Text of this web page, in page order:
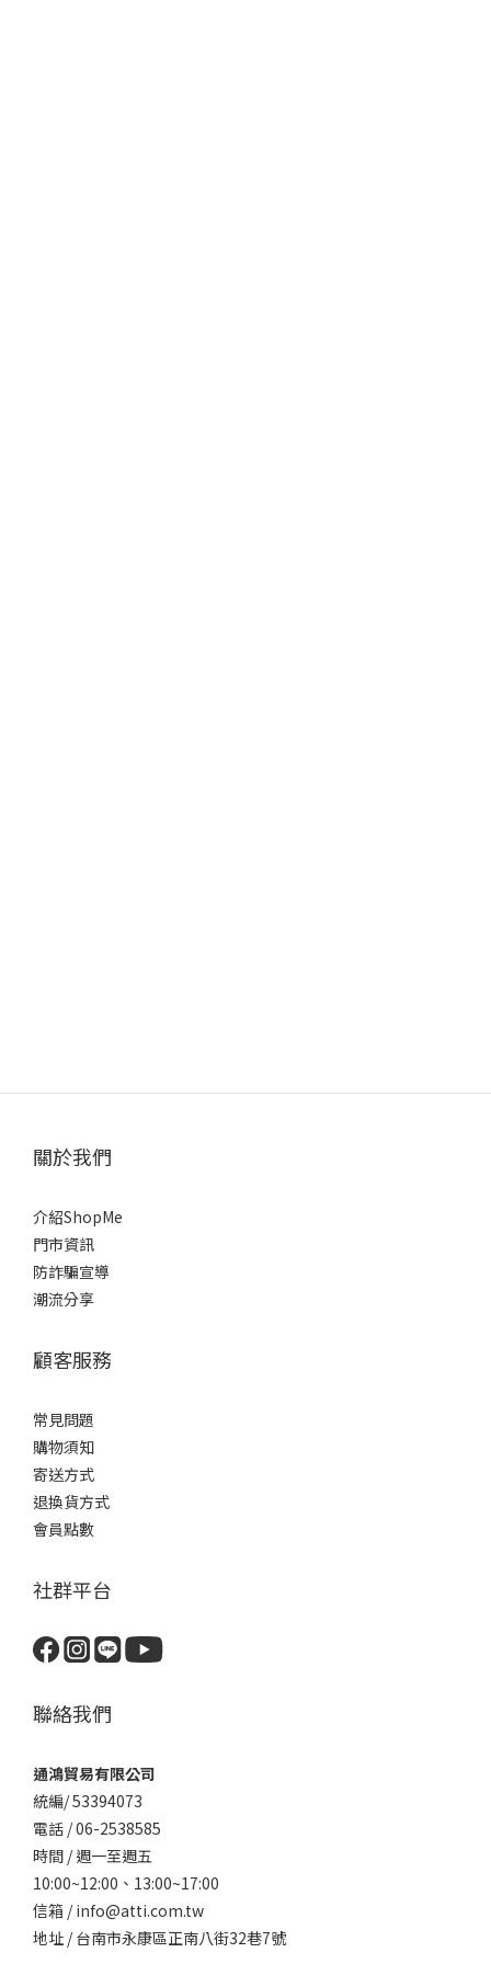
關於我們
介紹ShopMe
門市資訊
防詐騙宣導
潮流分享
顧客服務
常見問題
購物須知
寄送方式
退換貨方式
會員點數
社群平台
聯絡我們
通鴻貿易有限公司
統編/ 53394073
電話 / 06-2538585
時間 / 週一至週五
10:00~12:00、 13:00~17:00
信箱 / info@atti.com.tw
地址 / 台南市永康區正南八街32巷7號